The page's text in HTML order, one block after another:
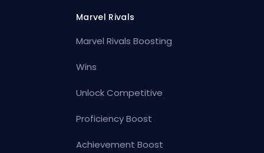
Marvel Rivals
Marvel Rivals Boosting
Wins
Unlock Competitive
Proficiency Boost
Achievement Boost